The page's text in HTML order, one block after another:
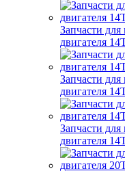
Запчасти для
двигателя
Запчасти для
двигателя
Запчасти для
двигателя